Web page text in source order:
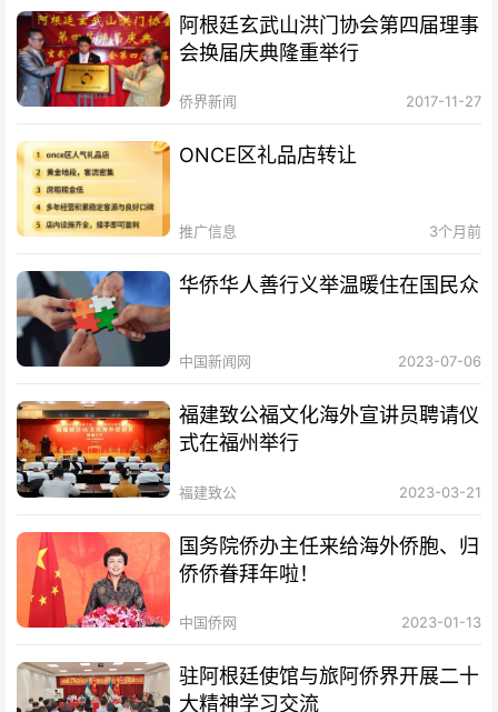
阿根廷玄武山洪门协会第四届理事
会换届庆典隆重举行
侨界新闻 2017-11-27
ONCE区礼品店转让
推广信息 3个月前
华侨华人善行义举温暖住在国民众
中国新闻网 2023-07-06
福建致公福文化海外宣讲员聘请仪
式在福州举行
福建致公 2023-03-21
国务院侨办主任来给海外侨胞、归
侨侨眷拜年啦！
中国侨网 2023-01-13
驻阿根廷使馆与旅阿侨界开展二十
大精神学习交流